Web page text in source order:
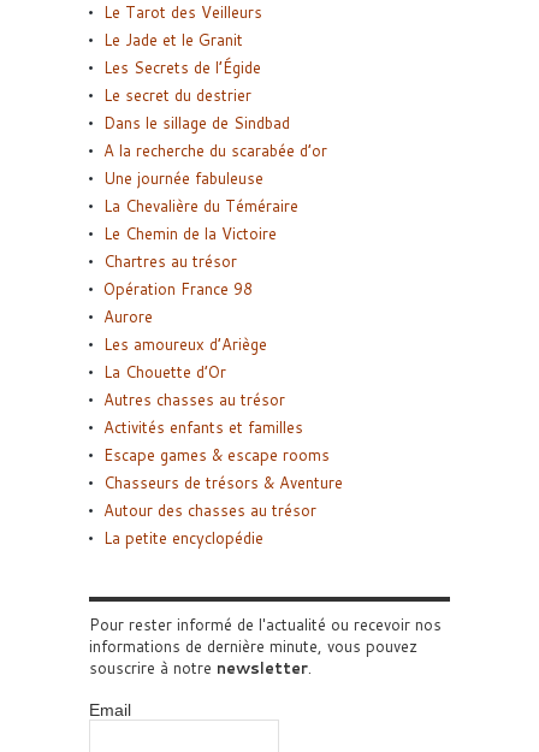
Le Tarot des Veilleurs
Le Jade et le Granit
Les Secrets de l’Égide
Le secret du destrier
Dans le sillage de Sindbad
A la recherche du scarabée d’or
Une journée fabuleuse
La Chevalière du Téméraire
Le Chemin de la Victoire
Chartres au trésor
Opération France 98
Aurore
Les amoureux d’Ariège
La Chouette d’Or
Autres chasses au trésor
Activités enfants et familles
Escape games & escape rooms
Chasseurs de trésors & Aventure
Autour des chasses au trésor
La petite encyclopédie
Pour rester informé de l'actualité ou recevoir nos
informations de dernière minute, vous pouvez
souscrire à notre newsletter.
Email